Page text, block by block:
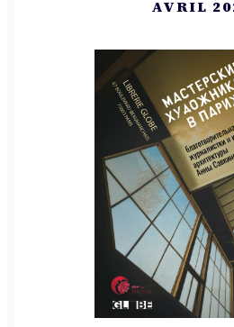
AVRIL